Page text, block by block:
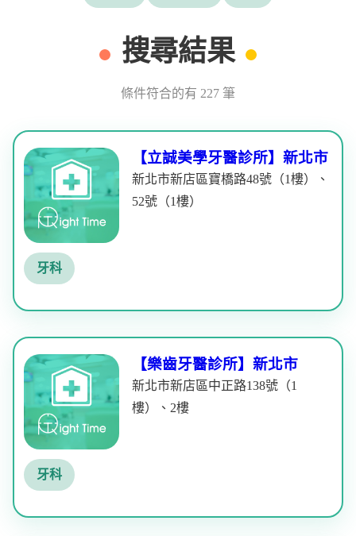
搜尋結果
條件符合的有 227 筆
【立誠美學牙醫診所】新北市
新北市新店區寶橋路48號（1樓）、
52號（1樓）
牙科
【樂齒牙醫診所】新北市
新北市新店區中正路138號（1
樓）、2樓
牙科